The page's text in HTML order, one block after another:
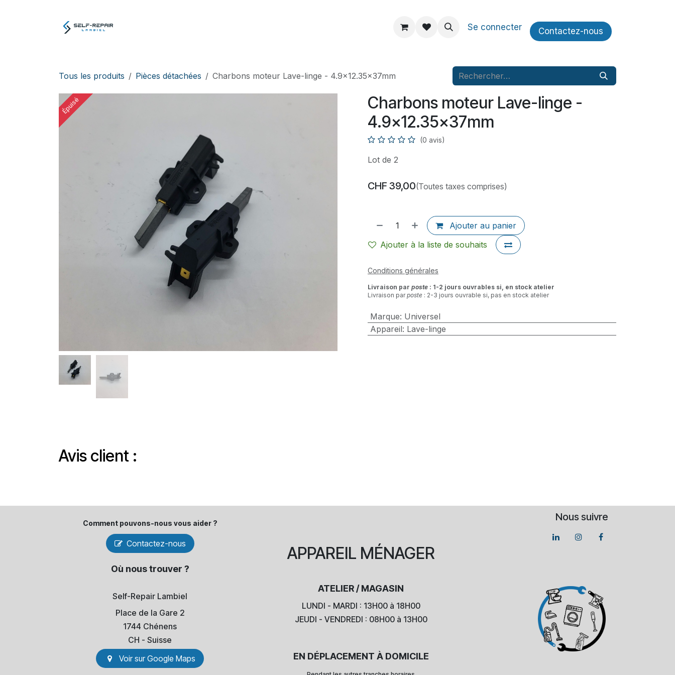
À propos Se connecter Contactez​​-nous
Tous les produits Pièces détachées Charbons moteur Lave-linge - 4.9x12.35x37mm
Épuisé
Épuisé
Charbons moteur Lave-linge -
4.9x12.35x37mm
(0 avis)
Lot de 2
CHF 39,00(Toutes taxes comprises)
Ajouter au panier
Ajouter à la liste de souhaits
Conditions générales
Livraison par poste : 1-2 jours ouvrables si, en stock atelier
Livraison parposte : 2-3 jours ouvrable si, pas en stock atelier
Marque: Universel
Appareil: Lave-linge
Avis client :
Nous suivre
Comment pouvons-​nous vous aider ?
Contactez-nous
Où nous trouver ?
Self-Repair Lambiel
Place de la Gare 2
1744 Chénens
​CH - Suisse
Voir sur Go​​ogle Maps
APPAREIL MÉNAGER
ATELIER / MAGASIN
LUNDI - MARDI : 13H00 à 18H00
JEUDI - VENDREDI : 08H00 à 13H00
EN DÉPLACEMENT À DOMICILE